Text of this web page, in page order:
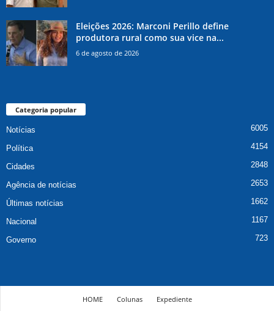
Eleições 2026: Marconi Perillo define
produtora rural como sua vice na...
6 de agosto de 2026
Categoria popular
Notícias 6005
Política 4154
Cidades 2848
Agência de notícias 2653
Últimas notícias 1662
Nacional 1167
Governo 723
HOME Colunas Expediente